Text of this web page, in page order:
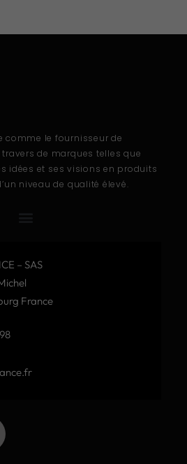
comme le fournisseur de
de marques telles que
idées et ses visions en produits
niveau de qualité élevé.
– SAS
France